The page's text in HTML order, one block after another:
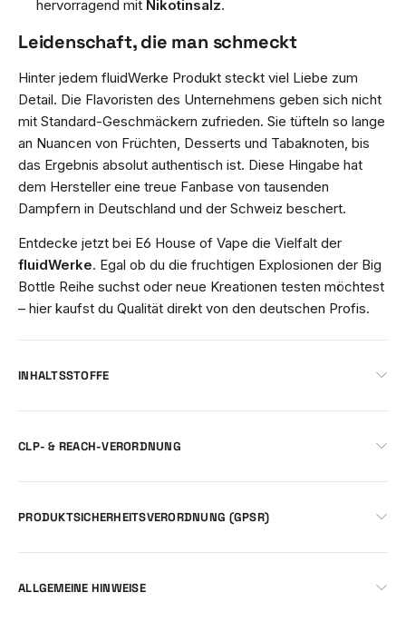
hervorragend mit Nikotinsalz.
Leidenschaft, die man schmeckt
Hinter jedem fluidWerke Produkt steckt viel Liebe zum
Detail. Die Flavoristen des Unternehmens geben sich nicht
mit Standard-Geschmäckern zufrieden. Sie tüfteln so lange
an Nuancen von Früchten, Desserts und Tabaknoten, bis
das Ergebnis absolut authentisch ist. Diese Hingabe hat
dem Hersteller eine treue Fanbase von tausenden
Dampfern in Deutschland und der Schweiz beschert.
Entdecke jetzt bei E6 House of Vape die Vielfalt der
fluidWerke. Egal ob du die fruchtigen Explosionen der Big
Bottle Reihe suchst oder neue Kreationen testen möchtest
– hier kaufst du Qualität direkt von den deutschen Profis.
INHALTSSTOFFE
CLP- & REACH-VERORDNUNG
PRODUKTSICHERHEITSVERORDNUNG (GPSR)
ALLGEMEINE HINWEISE